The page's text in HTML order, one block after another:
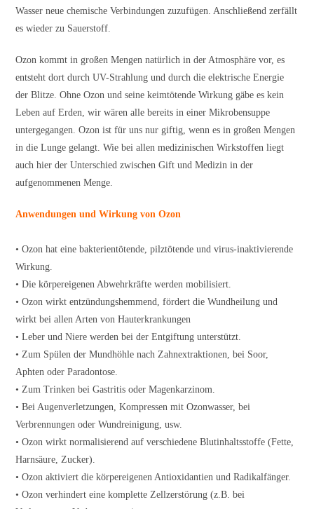
Wasser neue chemische Verbindungen zuzufügen. Anschließend zerfällt
es wieder zu Sauerstoff.
Ozon kommt in großen Mengen natürlich in der Atmosphäre vor, es
entsteht dort durch UV-Strahlung und durch die elektrische Energie
der Blitze. Ohne Ozon und seine keimtötende Wirkung gäbe es kein
Leben auf Erden, wir wären alle bereits in einer Mikrobensuppe
untergegangen. Ozon ist für uns nur giftig, wenn es in großen Mengen
in die Lunge gelangt. Wie bei allen medizinischen Wirkstoffen liegt
auch hier der Unterschied zwischen Gift und Medizin in der
aufgenommenen Menge.
Anwendungen und Wirkung von Ozon
• Ozon hat eine bakterientötende, pilztötende und virus-inaktivierende
Wirkung.
• Die körpereigenen Abwehrkräfte werden mobilisiert.
• Ozon wirkt entzündungshemmend, fördert die Wundheilung und
wirkt bei allen Arten von Hauterkrankungen
• Leber und Niere werden bei der Entgiftung unterstützt.
• Zum Spülen der Mundhöhle nach Zahnextraktionen, bei Soor,
Aphten oder Paradontose.
• Zum Trinken bei Gastritis oder Magenkarzinom.
• Bei Augenverletzungen, Kompressen mit Ozonwasser, bei
Verbrennungen oder Wundreinigung, usw.
• Ozon wirkt normalisierend auf verschiedene Blutinhaltsstoffe (Fette,
Harnsäure, Zucker).
• Ozon aktiviert die körpereigenen Antioxidantien und Radikalfänger.
• Ozon verhindert eine komplette Zellzerstörung (z.B. bei